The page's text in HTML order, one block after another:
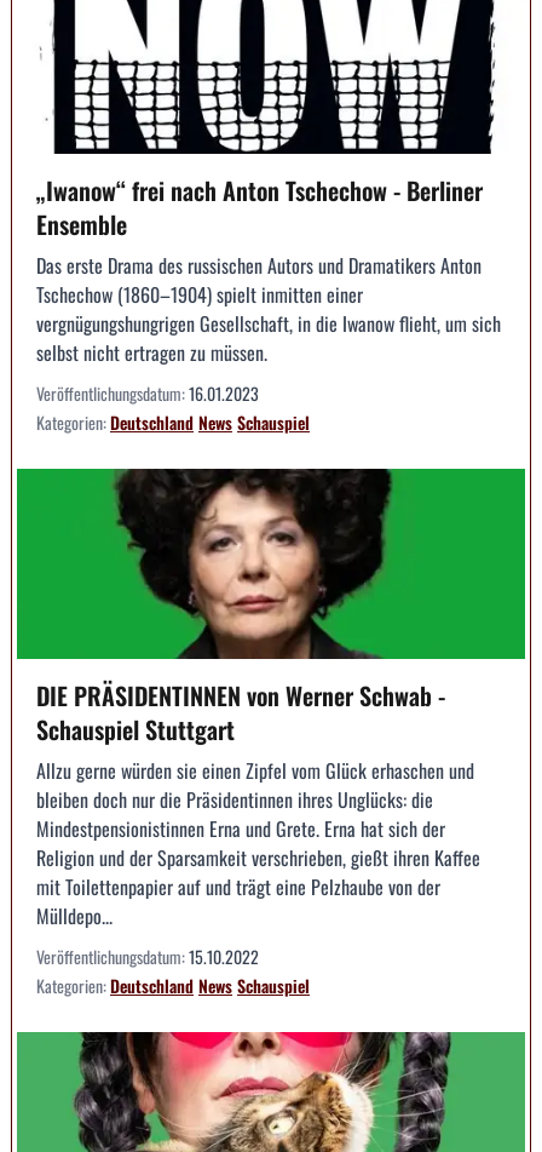
„Iwanow“ frei nach Anton Tschechow - Berliner
Ensemble
Das erste Drama des russischen Autors und Dramatikers Anton
Tschechow (1860–1904) spielt inmitten einer
vergnügungshungrigen Gesellschaft, in die Iwanow flieht, um sich
selbst nicht ertragen zu müssen.
Veröffentlichungsdatum:16.01.2023
Kategorien:DeutschlandNewsSchauspiel
DIE PRÄSIDENTINNEN von Werner Schwab -
Schauspiel Stuttgart
Allzu gerne würden sie einen Zipfel vom Glück erhaschen und
bleiben doch nur die Präsidentinnen ihres Unglücks: die
Mindestpensionistinnen Erna und Grete. Erna hat sich der
Religion und der Sparsamkeit verschrieben, gießt ihren Kaffee
mit Toilettenpapier auf und trägt eine Pelzhaube von der
Mülldepo...
Veröffentlichungsdatum:15.10.2022
Kategorien:DeutschlandNewsSchauspiel